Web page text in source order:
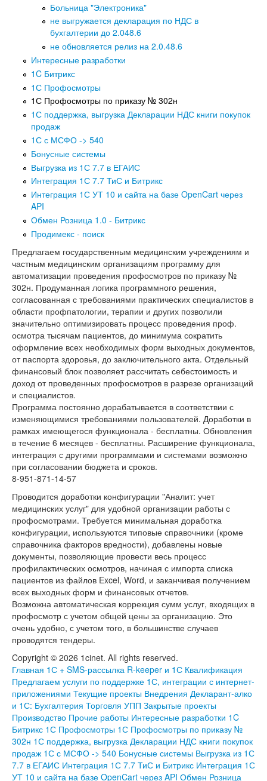
Больница "Электроника"
не выгружается декларация по НДС в
бухгалтерии до 2.048.6
не обновляется релиз на 2.0.48.6
Интересные разработки
1C Битрикс
1С Профосмотры
1С Профосмотры по приказу № 302н
1С поддержка, выгрузка Декларации НДС книги покупок
продаж
1С с МСФО -> 540
Бонусные системы
Выгрузка из 1С 7.7 в ЕГАИС
Интеграция 1С 7.7 ТиС и Битрикс
Интеграция 1С УТ 10 и сайта на базе OpenCart через
API
Обмен Розница 1.0 - Битрикс
Продимекс - поиск
Предлагаем государственным медицинским учреждениям и
частным медицинским организациям программу для
автоматизации проведения профосмотров по приказу №
302н. Продуманная логика программного решения,
согласованная с требованиями практических специалистов в
области профпатологии, терапии и других позволили
значительно оптимизировать процесс проведения проф.
осмотра тысячам пациентов, до минимума сократить
оформление всех необходимых форм выходных документов,
от паспорта здоровья, до заключительного акта. Отдельный
финансовый блок позволяет рассчитать себестоимость и
доход от проведенных профосмотров в разрезе организаций
и специалистов.
Программа постоянно дорабатывается в соответствии с
изменяющимися требованиями пользователей. Доработки в
рамках имеющегося функционала - бесплатны. Обновления
в течение 6 месяцев - бесплатны. Расширение функционала,
интеграция с другими программами и системами возможно
при согласовании бюджета и сроков.
8-951-871-14-57
Проводится доработки конфигурации "Аналит: учет
медицинских услуг" для удобной организации работы с
профосмотрами. Требуется минимальная доработка
конфигурации, используются типовые справочники (кроме
справочника факторов вредности), добавлены новые
документы, позволяющие провести весь процесс
профилактических осмотров, начиная с импорта списка
пациентов из файлов Excel, Word, и заканчивая получением
всех выходных форм и финансовых отчетов.
Возможна автоматическая коррекция сумм услуг, входящих в
профосмотр с учетом общей цены за организацию. Это
очень удобно, с учетом того, в большинстве случаев
проводятся тендеры.
Copyright © 2026 1cinet. All rights reserved.
Главная 1С + SMS-рассылка R-keeper и 1С Квалификация
Предлагаем услуги по поддержке 1С, интеграции с интернет-
приложениями Текущие проекты Внедрения Декларант-алко
и 1С: Бухгалтерия Торговля УПП Закрытые проекты
Производство Прочие работы Интересные разработки 1C
Битрикс 1С Профосмотры 1С Профосмотры по приказу №
302н 1С поддержка, выгрузка Декларации НДС книги покупок
продаж 1С с МСФО -> 540 Бонусные системы Выгрузка из 1С
7.7 в ЕГАИС Интеграция 1С 7.7 ТиС и Битрикс Интеграция 1С
УТ 10 и сайта на базе OpenCart через API Обмен Розница